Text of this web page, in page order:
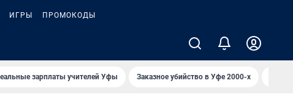
ИГРЫ ПРОМОКОДЫ
зарплаты учителей Уфы Заказное убийство в Уфе 2000-х